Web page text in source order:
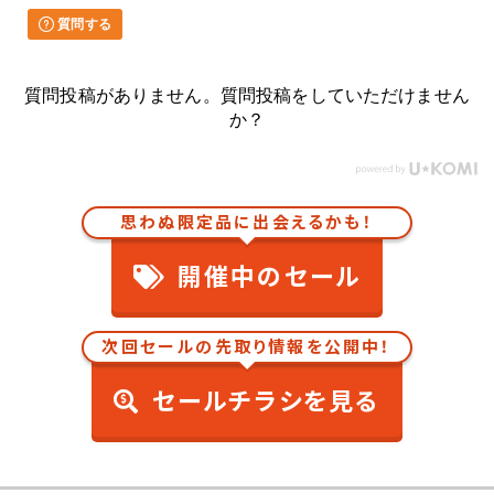
質問する
質問投稿がありません。質問投稿をしていただけません
か？
思わぬ限定品に出会えるかも！
開催中のセール
次回セールの先取り情報を公開中！
セールチラシを見る